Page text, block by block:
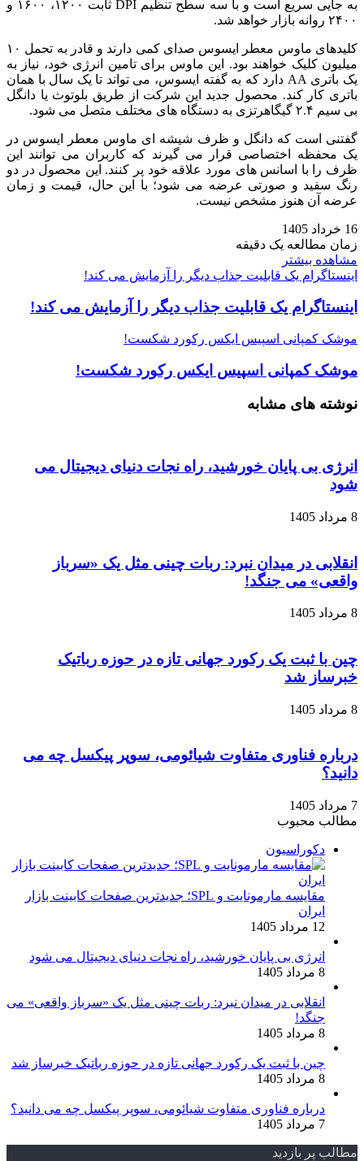
به‌ جایی سریع است و با سه سطح تنظیم DPI ثابت ۱۲۰۰، ۱۶۰۰ و
۲۴۰۰ روانه بازار خواهد شد.
کلیدهای ماوس معطر ایسوس صدای کمی دارند و قادر به تحمل ۱۰
میلیون کلیک خواهند بود. این ماوس برای تامین انرژی خود، نیاز به
یک باتری AA دارد که به گفته ایسوس، می‌ تواند تا یک سال با همان
باتری کار کند. محصول جدید این شرکت از طریق بلوتوث یا دانگل
بی‌ سیم ۲.۴ گیگاهرتزی به دستگاه‌ های مختلف متصل می‌ شود.
گفتنی است که دانگل و ظرف شیشه‌ ای ماوس معطر ایسوس در
یک محفظه اختصاصی قرار می‌ گیرند که کاربران می‌ توانند این
ظرف را با اسانس‌ های مورد علاقه خود پر کنند. این محصول در دو
رنگ سفید و صورتی عرضه می‌ شود؛ با این حال، قیمت و زمان
عرضه آن هنوز مشخص نیست.
16 خرداد 1405
زمان مطالعه یک دقیقه
مشاهده بیشتر
اینستاگرام یک قابلیت جذاب دیگر را آزمایش می کند!
اینستاگرام یک قابلیت جذاب دیگر را آزمایش می کند!
موشک کمپانی اسپیس‌ ایکس رکورد شکست!
موشک کمپانی اسپیس‌ ایکس رکورد شکست!
نوشته های مشابه
انرژی بی‌ پایان خورشید، راه نجات دنیای دیجیتال می
شود
8 مرداد 1405
انقلابی در میدان نبرد: ربات چینی مثل یک «سرباز
واقعی» می‌ جنگد!
8 مرداد 1405
چین با ثبت یک رکورد جهانی تازه در حوزه رباتیک
خبرساز شد
8 مرداد 1405
درباره فناوری متفاوت شیائومی، سوپر پیکسل چه می
دانید؟
7 مرداد 1405
مطالب محبوب
دکوراسیون
مقایسه مارمونایت و SPL؛ جدیدترین صفحات کابینت بازار
ایران
12 مرداد 1405
انرژی بی‌ پایان خورشید، راه نجات دنیای دیجیتال می شود
8 مرداد 1405
انقلابی در میدان نبرد: ربات چینی مثل یک «سرباز واقعی» می‌
جنگد!
8 مرداد 1405
چین با ثبت یک رکورد جهانی تازه در حوزه رباتیک خبرساز شد
8 مرداد 1405
درباره فناوری متفاوت شیائومی، سوپر پیکسل چه می دانید؟
7 مرداد 1405
مطالب پر بازدید